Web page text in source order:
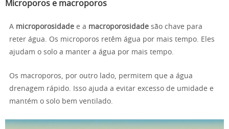
Microporos e macroporos
A microporosidade e a macroporosidade são chave para
reter água. Os microporos retêm água por mais tempo. Eles
ajudam o solo a manter a água por mais tempo.
Os macroporos, por outro lado, permitem que a água
drenagem rápido. Isso ajuda a evitar excesso de umidade e
mantém o solo bem ventilado.